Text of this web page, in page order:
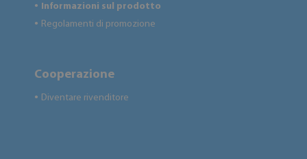
● Informazioni sul prodotto
● Regolamenti di promozione
Cooperazione
● Diventare rivenditore